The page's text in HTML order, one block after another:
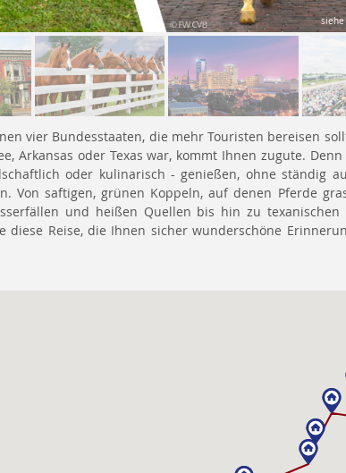
vier Bundesstaaten, die mehr Touristen bereisen
Arkansas oder Texas war, kommt Ihnen zugute.
oder kulinarisch - genießen, ohne ständig
Von saftigen, grünen Koppeln, auf denen Pferde
und heißen Quellen bis hin zu texanischen
diese Reise, die Ihnen sicher wunderschöne